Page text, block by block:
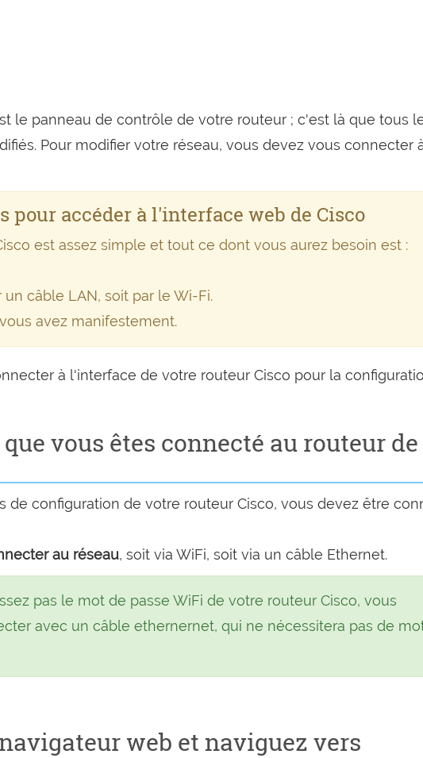
le panneau de contrôle de votre routeur ; c'est là que tous
Pour modifier votre réseau, vous devez vous connecter
pour accéder à l'interface web de Cisco
est assez simple et tout ce dont vous aurez besoin est :
un câble LAN, soit par le Wi-Fi.
avez manifestement.
à l'interface de votre routeur Cisco pour la
vous êtes connecté au routeur de
de configuration de votre routeur Cisco, vous devez être
au réseau, soit via WiFi, soit via un câble Ethernet.
pas le mot de passe WiFi de votre routeur Cisco, vous
avec un câble ethernernet, qui ne nécessitera pas de
web et naviguez vers